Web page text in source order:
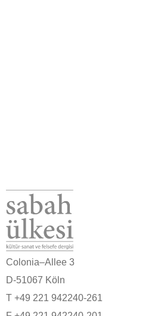
Colonia–Allee 3
D-51067 Köln
T +49 221 942240-261